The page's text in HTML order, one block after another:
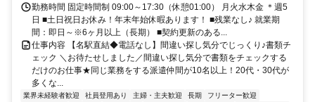
勤務時間 固定時間制 09:00～17:30（休憩01:00） 月火水木金 ＊週5
日 ■土日祝日お休み！年末年始休暇あります！ ■残業なし♪ 就業期
間：即日～※6ヶ月以上（長期） ■契約更新のある...
仕事内容 【名駅直結◆電話なし】間違い探し気分でじっくり♪書類チ
ェック ＼お待たせしました／間違い探し気分で書類をチェックする
だけのお仕事★同じ業務をする派遣仲間が10名以上！20代・30代が
多くな...
業界未経験者歓迎 社員登用あり 主婦・主夫歓迎 長期
フリーター歓迎